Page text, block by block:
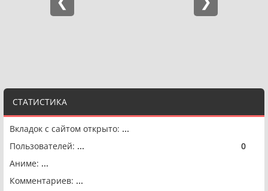
СТАТИСТИКА
Вкладок с сайтом открыто: ...
Пользователей: ... 0
Аниме: ...
Комментариев: ...